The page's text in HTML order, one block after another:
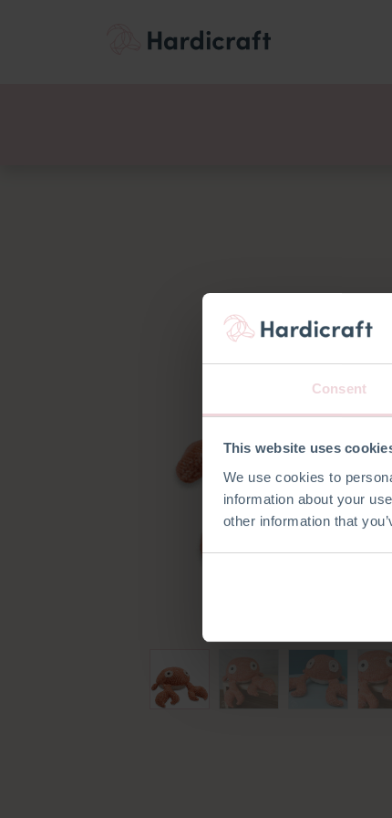
Consent
This website uses
We use cookies to
information about your
other information that